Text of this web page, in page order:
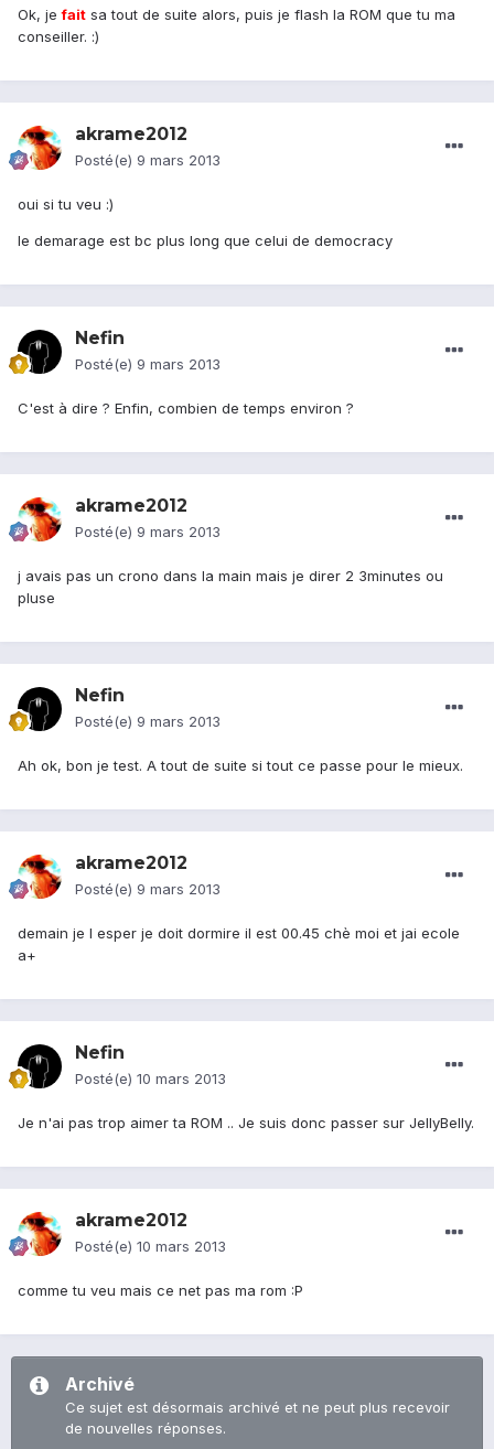
Ok, jefait sa tout de suite alors, puis je flash la ROM que tu ma
conseiller. :)
akrame2012
Posté(e) 9 mars 2013
oui si tu veu :)
le demarage est bc plus long que celui de democracy
Nefin
Posté(e) 9 mars 2013
C'est à dire ? Enfin, combien de temps environ ?
akrame2012
Posté(e) 9 mars 2013
j avais pas un crono dans la main mais je direr 2 3minutes ou
pluse
Nefin
Posté(e) 9 mars 2013
Ah ok, bon je test. A tout de suite si tout ce passe pour le mieux.
akrame2012
Posté(e) 9 mars 2013
demain je l esper je doit dormire il est 00.45 chè moi et jai ecole
a+
Nefin
Posté(e) 10 mars 2013
Je n'ai pas trop aimer ta ROM .. Je suis donc passer sur JellyBelly.
akrame2012
Posté(e) 10 mars 2013
comme tu veu mais ce net pas ma rom :P
Archivé
Ce sujet est désormais archivé et ne peut plus recevoir
de nouvelles réponses.